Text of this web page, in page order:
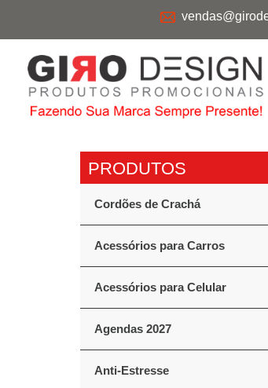
Cordões de Crachá
Acessórios para Carros
Acessórios para Celular
Agendas 2027
Anti-Estresse